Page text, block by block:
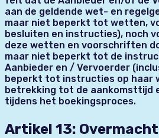
aan de geldende wet- en
maar niet beperkt tot wetten,
besluiten en instructies), noch
deze wetten en voorschriften
maar niet beperkt tot de
Aanbieder en / Vervoerder
beperkt tot instructies op haar
betrekking tot de aankomsttijd
tijdens het boekingsproces.
Artikel 13: Overmacht